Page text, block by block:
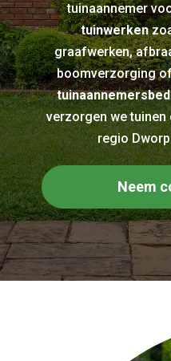
tuinaannemer
tuinwerken
graafwerken,
boomverzorging
verzorgen we tuinen
regio
Neem